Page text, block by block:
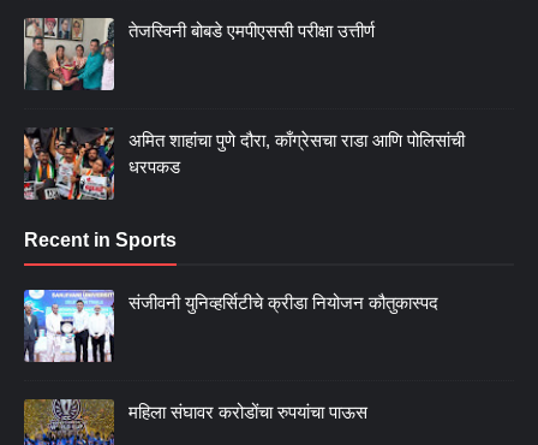
तेजस्विनी बोबडे एमपीएससी परीक्षा उत्तीर्ण
अमित शाहांचा पुणे दौरा, काँग्रेसचा राडा आणि पोलिसांची
धरपकड
Recent in Sports
संजीवनी युनिव्हर्सिटीचे क्रीडा नियोजन कौतुकास्पद
महिला संघावर करोडोंचा रुपयांचा पाऊस